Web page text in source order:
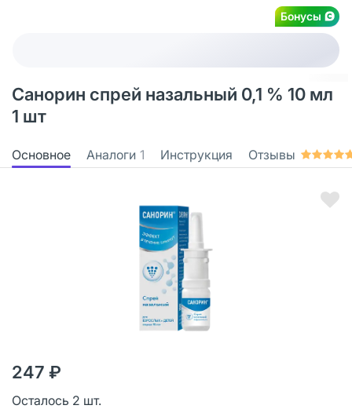
Бонусы
Санорин спрей назальный 0,1 % 10 мл
1 шт
Основное Аналоги 1 Инструкция Отзывы
247 ₽
Осталось 2 шт.